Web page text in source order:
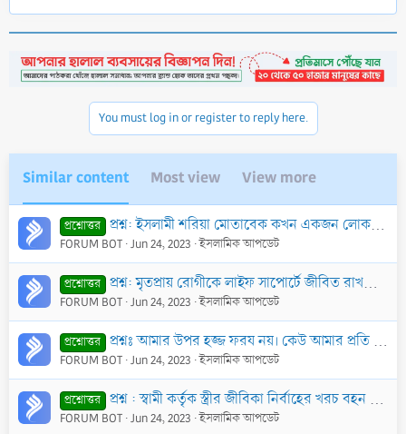
You must log in or register to reply here.
Similar content Most view View more
প্রশ্নোত্তর প্রশ্ন: ইসলামী শরিয়া মোতাবেক কখন একজন লোককে তার স্ত্রী ও পুত্রদের খরচাদি দেয়ার ক্ষেত্রে কৃপণ হিসেবে গণ্য করা হবে?
FORUM BOT Jun 24, 2023 ইসলামিক আপডেট
প্রশ্নোত্তর প্রশ্ন: মৃতপ্রায় রোগীকে লাইফ সাপোর্টে জীবিত রাখতে প্রচুর খরচ হয়। এক্ষণে খরচের ভয়ে সুস্থ হওয়ার সম্ভাবনা থাকা সত্ত্বেও সাপোর্ট দেয়া বন্ধ করে দিলে গুনাহগ
FORUM BOT Jun 24, 2023 ইসলামিক আপডেট
প্রশ্নোত্তর প্রশ্নঃ আমার উপর হজ্জ ফরয নয়। কেউ আমার প্রতি ইহসানী করে হজ্জের খরচ দিতে এলে তা গ্রহণ করা কি জরুরী। তাঁর ফলে কি আমার উপর হজ্জ ফরয হয়ে যাবে?
FORUM BOT Jun 24, 2023 ইসলামিক আপডেট
প্রশ্নোত্তর প্রশ্ন : স্বামী কর্তৃক স্ত্রীর জীবিকা নির্বাহের খরচ বহন না করলে স্ত্রীর জন্য স্বামীর বিছানা থেকে পৃথক থাকার সিদ্ধান্ত গ্রহণে কোন বাধা আছে কি?
FORUM BOT Jun 24, 2023 ইসলামিক আপডেট